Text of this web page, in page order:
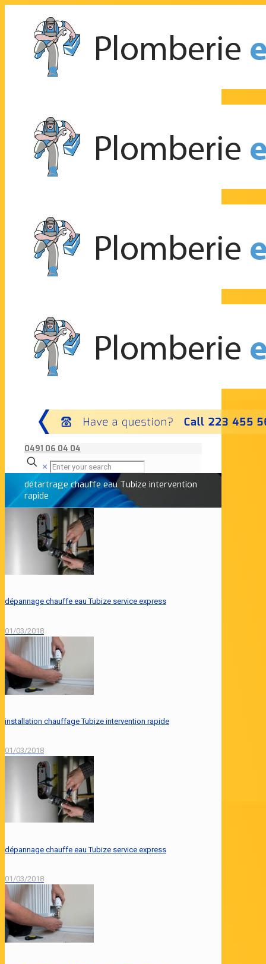
0491 06 04 04
✕
détartrage chauffe eau Tubize intervention
rapide
dépannage chauffe eau Tubize service express
01/03/2018
installation chauffage Tubize intervention rapide
01/03/2018
dépannage chauffe eau Tubize service express
01/03/2018